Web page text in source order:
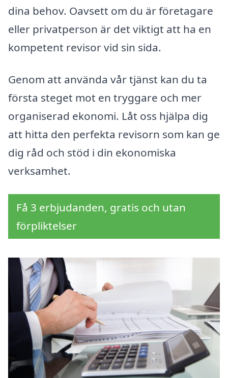
dina behov. Oavsett om du är företagare
eller privatperson är det viktigt att ha en
kompetent revisor vid sin sida.
Genom att använda vår tjänst kan du ta
första steget mot en tryggare och mer
organiserad ekonomi. Låt oss hjälpa dig
att hitta den perfekta revisorn som kan ge
dig råd och stöd i din ekonomiska
verksamhet.
Få 3 erbjudanden, gratis och utan
förpliktelser